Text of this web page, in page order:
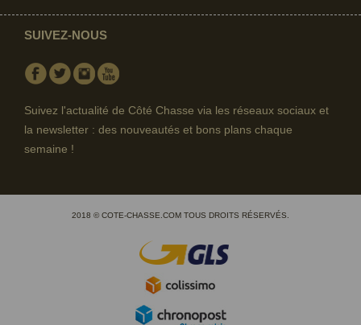
SUIVEZ-NOUS
Facebook
TwitterInstagram
Suivez l'actualité de Côté Chasse via les réseaux sociaux et
la newsletter : des nouveautés et bons plans chaque
semaine !
2018 © COTE-CHASSE.COM TOUS DROITS RÉSERVÉS.